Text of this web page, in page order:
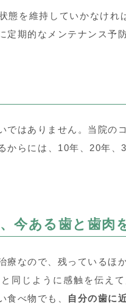
態を維持していかなけ
定期的なメンテナンス予
ではありません。当院の
からには、10年、20年
今ある歯と歯肉
療なので、残っているほ
同じように感触を伝え
食べ物でも、
自分の歯に